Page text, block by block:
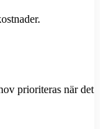
prioriteras när det